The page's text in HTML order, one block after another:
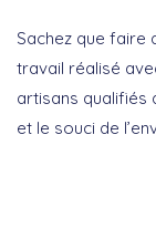
Sachez que faire
travail réalisé
artisans qualifiés
et le souci de